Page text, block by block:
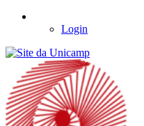
Login